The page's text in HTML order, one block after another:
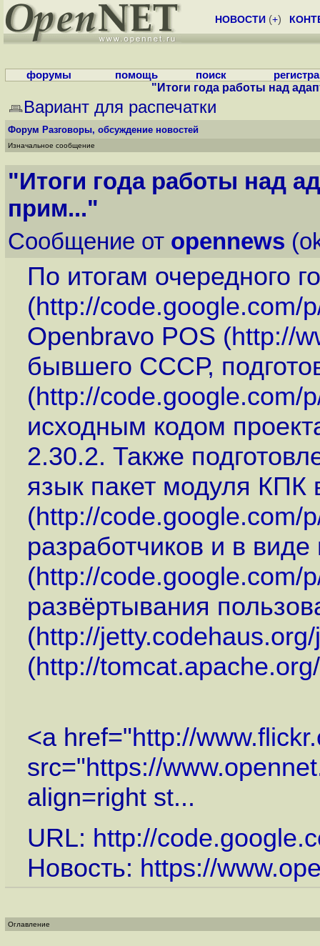
НОВОСТИ (+)
форумы помощь поиск
"Итоги года работы над
Вариант для распечатки
Форум Разговоры, обсуждение новостей
Изначальное сообщение
"Итоги года работы над
прим..."
Сообщение от opennews
По итогам очередного
(http://code.google.com/
Openbravo POS (http://
бывшего СССР,
(http://code.google.com/
исходным кодом
2.30.2. Также
язык пакет модуля КПК
(http://code.google.com/
разработчиков и в виде
(http://code.google.com/
развёртывания
(http://
(http://tomcat.apache.org
<a href="http://
src="https://
align=right st...
URL: http://
Новость: https://
Оглавление